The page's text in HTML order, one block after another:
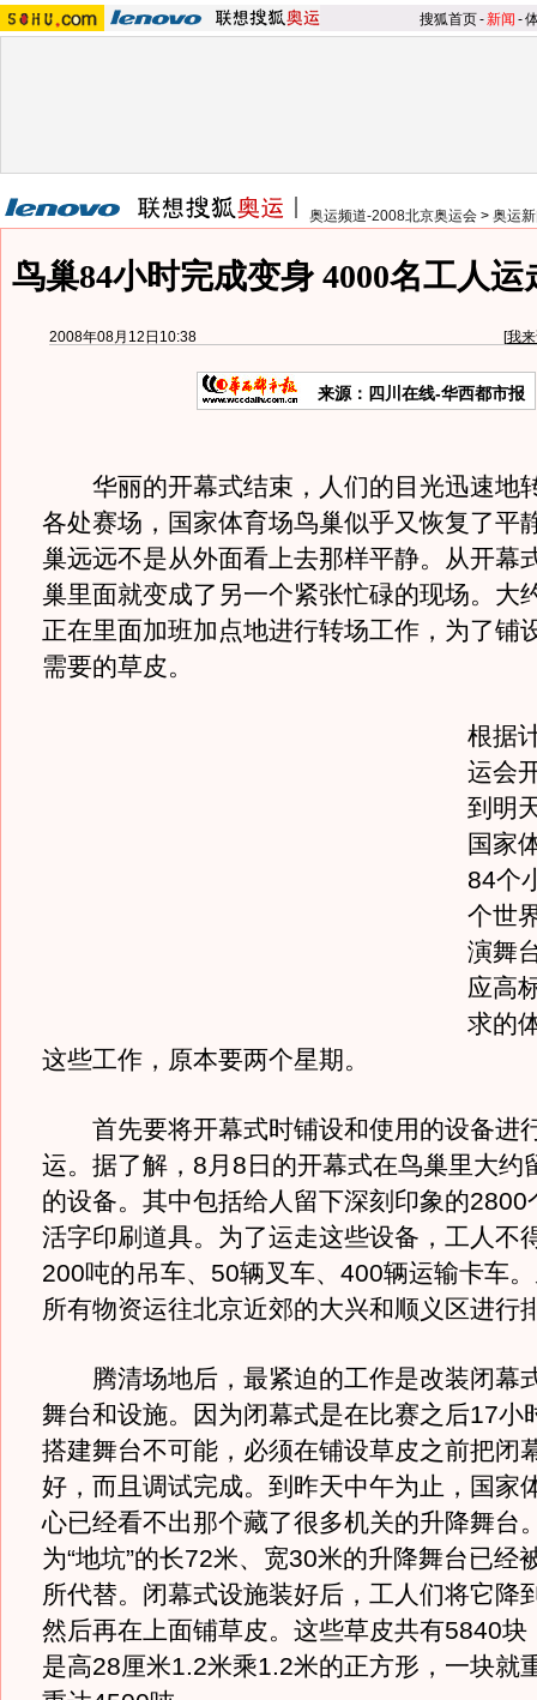
搜狐首页-新闻 -
奥运频道-2008北京奥运会 > 奥运
鸟巢84小时完成变身 4000名工人运
2008年08月12日10:38 [我
来源：四川在线-华西都市报
华丽的开幕式结束，人们的目光迅速地
各处赛场，国家体育场鸟巢似乎又恢复了平
巢远远不是从外面看上去那样平静。从开幕
巢里面就变成了另一个紧张忙碌的现场。大
正在里面加班加点地进行转场工作，为了铺
需要的草皮。
根据
运会
到明
国家
84个
个世
演舞
应高
求的
这些工作，原本要两个星期。
首先要将开幕式时铺设和使用的设备进
运。据了解，8月8日的开幕式在鸟巢里大约
的设备。其中包括给人留下深刻印象的2800
活字印刷道具。为了运走这些设备，工人不
200吨的吊车、50辆叉车、400辆运输卡车
所有物资运往北京近郊的大兴和顺义区进行
腾清场地后，最紧迫的工作是改装闭幕
舞台和设施。因为闭幕式是在比赛之后17小
搭建舞台不可能，必须在铺设草皮之前把闭
好，而且调试完成。到昨天中午为止，国家
心已经看不出那个藏了很多机关的升降舞台
为“地坑”的长72米、宽30米的升降舞台已经
所代替。闭幕式设施装好后，工人们将它降
然后再在上面铺草皮。这些草皮共有5840块
是高28厘米1.2米乘1.2米的正方形，一块就